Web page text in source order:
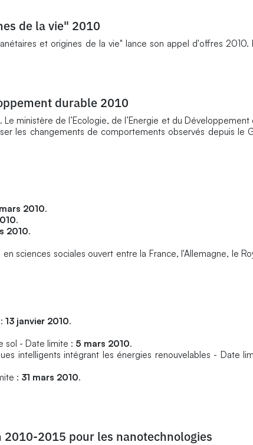
de la vie" 2010
et origines de la vie" lance son appel d'offres 2010.
durable 2010
. Le ministère de l’Ecologie, de l’Energie et du Développement
les changements de comportements observés depuis le
2010.
.
2010.
sciences sociales ouvert entre la France, l'Allemagne, le
13 janvier 2010.
sol - Date limite : 5 mars 2010.
intelligents intégrant les énergies renouvelables - Date
: 31 mars 2010.
2015 pour les nanotechnologies